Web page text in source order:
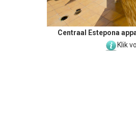
Centraal Estepona
Klik